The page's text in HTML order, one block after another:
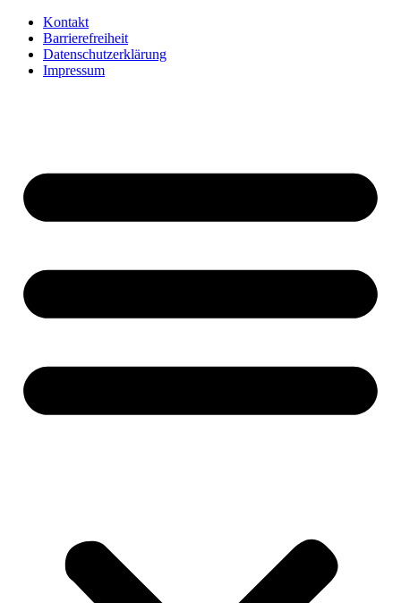
Kontakt
Barrierefreiheit
Datenschutzerklärung
Impressum